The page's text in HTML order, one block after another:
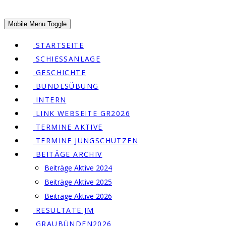
Mobile Menu Toggle
STARTSEITE
SCHIESSANLAGE
GESCHICHTE
BUNDESÜBUNG
INTERN
LINK WEBSEITE GR2026
TERMINE AKTIVE
TERMINE JUNGSCHÜTZEN
BEITÄGE ARCHIV
Beiträge Aktive 2024
Beiträge Aktive 2025
Beiträge Aktive 2026
RESULTATE JM
GRAUBÜNDEN2026